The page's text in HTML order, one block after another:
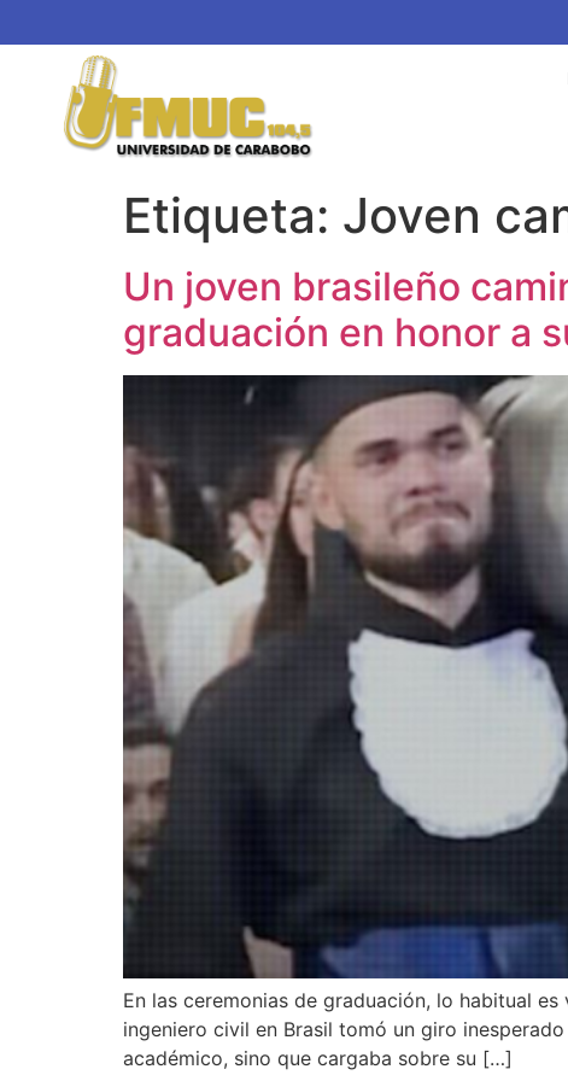
Etiqueta: Joven
Un joven brasileño
graduación en honor a
En las ceremonias de graduación, lo habitual
ingeniero civil en Brasil tomó un giro
académico, sino que cargaba sobre su […]